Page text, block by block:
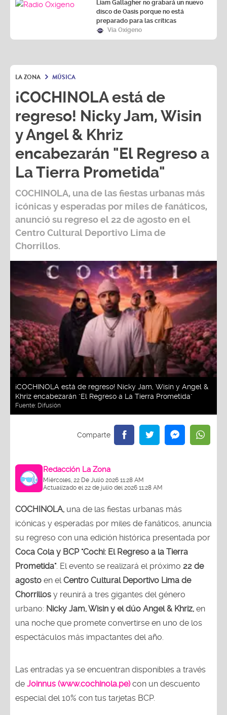
Liam Gallagher no grabará un nuevo
disco de Oasis porque no está
preparado para las críticas
Vía Oxígeno
LA ZONA MÚSICA
¡COCHINOLA está de
regreso! Nicky Jam, Wisin
y Angel & Khriz
encabezarán "El Regreso a
La Tierra Prometida"
COCHINOLA, una de las fiestas urbanas más
icónicas y esperadas por miles de fanáticos,
anunció su regreso el 22 de agosto en el
Centro Cultural Deportivo Lima de
Chorrillos.
¡COCHINOLA está de regreso! Nicky Jam, Wisin y Angel &
Khriz encabezarán "El Regreso a La Tierra Prometida"
Fuente: Difusión
Redacción La Zona
Miércoles, 22 De Julio 2026 11:28 AM
Actualizado el 22 de julio del 2026 11:28 AM
COCHINOLA, una de las fiestas urbanas más
icónicas y esperadas por miles de fanáticos, anuncia
su regreso con una edición histórica presentada por
Coca Cola y BCP "Cochi: El Regreso a la Tierra
Prometida". El evento se realizará el próximo 22 de
agosto en elCentro Cultural Deportivo Lima de
Chorrillos y reunirá a tres gigantes del género
urbano: Nicky Jam, Wisin y el dúo Angel & Khriz, en
una noche que promete convertirse en uno de los
espectáculos más impactantes del año.
Las entradas ya se encuentran disponibles a través
de Joinnus (www.cochinola.pe)con un descuento
especial del 10% con tus tarjetas BCP.